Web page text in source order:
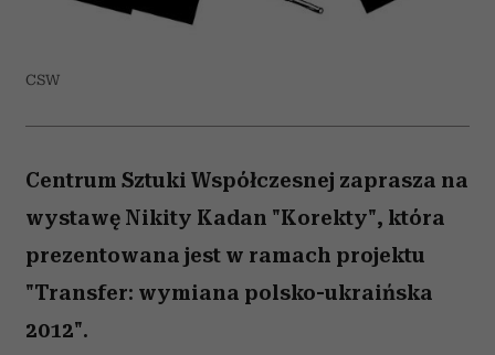
CSW
Centrum Sztuki Współczesnej zaprasza na
wystawę Nikity Kadan "Korekty", która
prezentowana jest w ramach projektu
"Transfer: wymiana polsko-ukraińska
2012".